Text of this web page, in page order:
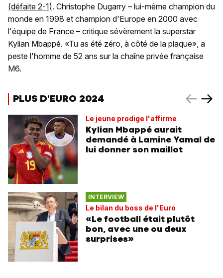
(défaite 2-1). Christophe Dugarry – lui-même champion du
monde en 1998 et champion d'Europe en 2000 avec
l'équipe de France – critique sévèrement la superstar
Kylian Mbappé. «Tu as été zéro, à côté de la plaque», a
peste l'homme de 52 ans sur la chaîne privée française
M6.
PLUS D'EURO 2024
Le jeune prodige l'affirme
Kylian Mbappé aurait
demandé à Lamine Yamal de
lui donner son maillot
INTERVIEW
Le bilan du boss de l'Euro
«Le football était plutôt
bon, avec une ou deux
surprises»